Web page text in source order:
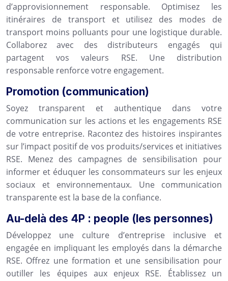
d’approvisionnement responsable. Optimisez les
itinéraires de transport et utilisez des modes de
transport moins polluants pour une logistique durable.
Collaborez avec des distributeurs engagés qui
partagent vos valeurs RSE. Une distribution
responsable renforce votre engagement.
Promotion (communication)
Soyez transparent et authentique dans votre
communication sur les actions et les engagements RSE
de votre entreprise. Racontez des histoires inspirantes
sur l’impact positif de vos produits/services et initiatives
RSE. Menez des campagnes de sensibilisation pour
informer et éduquer les consommateurs sur les enjeux
sociaux et environnementaux. Une communication
transparente est la base de la confiance.
Au-delà des 4P : people (les personnes)
Développez une culture d’entreprise inclusive et
engagée en impliquant les employés dans la démarche
RSE. Offrez une formation et une sensibilisation pour
outiller les équipes aux enjeux RSE. Établissez un